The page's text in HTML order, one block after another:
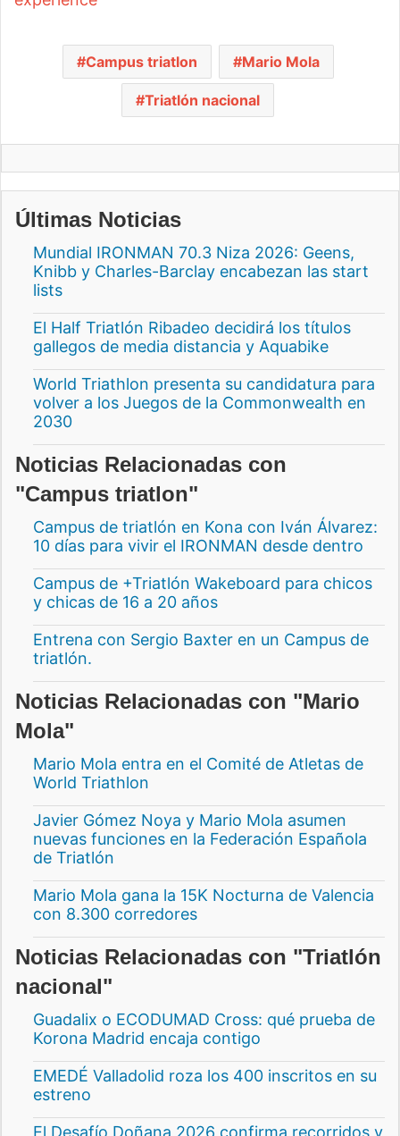
Campus triatlon Mario Mola
Triatlón nacional
Últimas Noticias
Mundial IRONMAN 70.3 Niza 2026: Geens,
Knibb y Charles-Barclay encabezan las start
lists
El Half Triatlón Ribadeo decidirá los títulos
gallegos de media distancia y Aquabike
World Triathlon presenta su candidatura para
volver a los Juegos de la Commonwealth en
2030
Noticias Relacionadas con
"Campus triatlon"
Campus de triatlón en Kona con Iván Álvarez:
10 días para vivir el IRONMAN desde dentro
Campus de +Triatlón Wakeboard para chicos
y chicas de 16 a 20 años
Entrena con Sergio Baxter en un Campus de
triatlón.
Noticias Relacionadas con "Mario
Mola"
Mario Mola entra en el Comité de Atletas de
World Triathlon
Javier Gómez Noya y Mario Mola asumen
nuevas funciones en la Federación Española
de Triatlón
Mario Mola gana la 15K Nocturna de Valencia
con 8.300 corredores
Noticias Relacionadas con "Triatlón
nacional"
Guadalix o ECODUMAD Cross: qué prueba de
Korona Madrid encaja contigo
EMEDÉ Valladolid roza los 400 inscritos en su
estreno
El Desafío Doñana 2026 confirma recorridos y